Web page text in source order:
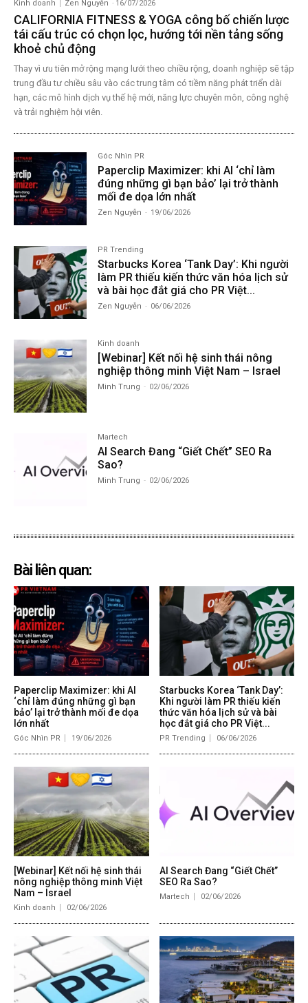
Kinh doanh Zen Nguyễn - 16/07/2026
CALIFORNIA FITNESS & YOGA công bố chiến lược
tái cấu trúc có chọn lọc, hướng tới nền tảng sống
khoẻ chủ động
Thay vì ưu tiên mở rộng mạng lưới theo chiều rộng, doanh nghiệp sẽ tập
trung đầu tư chiều sâu vào các trung tâm có tiềm năng phát triển dài
hạn, các mô hình dịch vụ thế hệ mới, năng lực chuyên môn, công nghệ
và trải nghiệm hội viên.
Góc Nhìn PR
Paperclip Maximizer: khi AI ‘chỉ làm
đúng những gì bạn bảo’ lại trở thành
mối đe dọa lớn nhất
Zen Nguyễn - 19/06/2026
PR Trending
Starbucks Korea ‘Tank Day’: Khi người
làm PR thiếu kiến thức văn hóa lịch sử
và bài học đắt giá cho PR Việt...
Zen Nguyễn - 06/06/2026
Kinh doanh
[Webinar] Kết nối hệ sinh thái nông
nghiệp thông minh Việt Nam – Israel
Minh Trung - 02/06/2026
Martech
AI Search Đang “Giết Chết” SEO Ra
Sao?
Minh Trung - 02/06/2026
Bài liên quan:
Paperclip Maximizer: khi AI
‘chỉ làm đúng những gì bạn
bảo’ lại trở thành mối đe dọa
lớn nhất
Góc Nhìn PR 19/06/2026
Starbucks Korea ‘Tank Day’:
Khi người làm PR thiếu kiến
thức văn hóa lịch sử và bài
học đắt giá cho PR Việt...
PR Trending 06/06/2026
[Webinar] Kết nối hệ sinh thái
nông nghiệp thông minh Việt
Nam – Israel
Kinh doanh 02/06/2026
AI Search Đang “Giết Chết”
SEO Ra Sao?
Martech 02/06/2026